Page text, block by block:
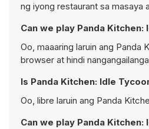
ng iyong restaurant sa masaya
Can we play Panda
Oo, maaaring laruin ang
browser at hindi
Is Panda Kitchen: Idle
Oo, libre laruin ang Panda
Can we play Panda